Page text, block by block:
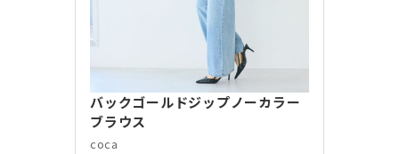
バックゴールドジップノーカラー
ブラウス
coca